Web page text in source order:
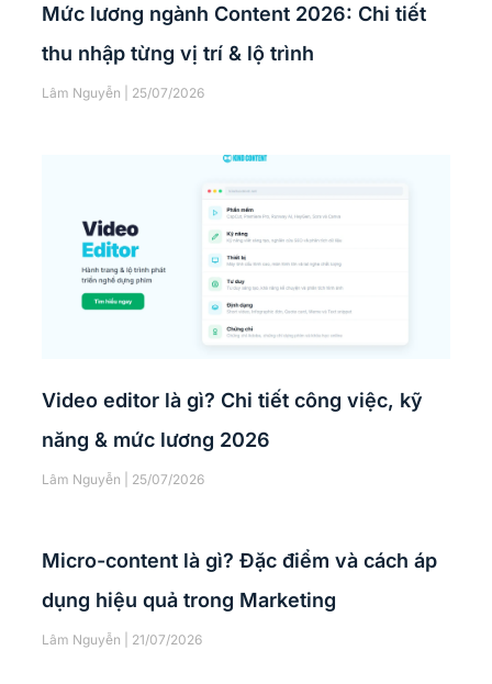
Mức lương ngành Content 2026: Chi tiết
thu nhập từng vị trí & lộ trình
Lâm Nguyễn 25/07/2026
Video editor là gì? Chi tiết công việc, kỹ
năng & mức lương 2026
Lâm Nguyễn 25/07/2026
Micro-content là gì? Đặc điểm và cách áp
dụng hiệu quả trong Marketing
Lâm Nguyễn 21/07/2026